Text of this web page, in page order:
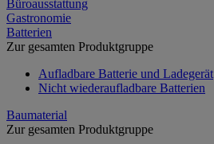
Büroausstattung
Gastronomie
Batterien
Zur gesamten Produktgruppe
Aufladbare Batterie und Ladegerät
Nicht wiederaufladbare Batterien
Baumaterial
Zur gesamten Produktgruppe